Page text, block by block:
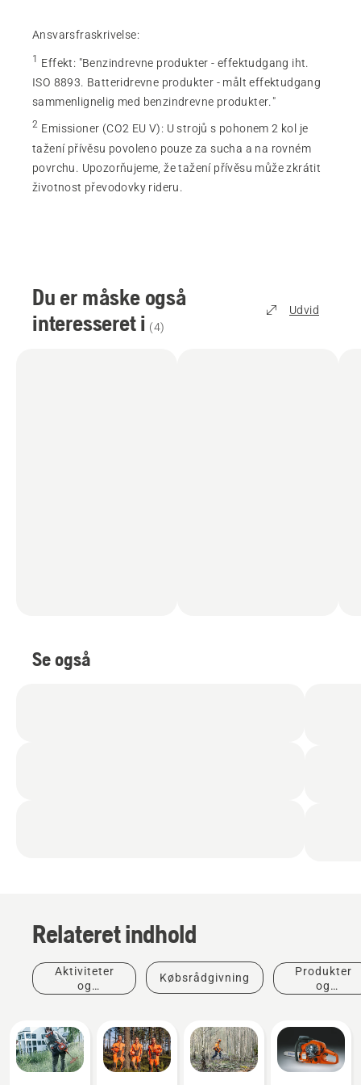
Ansvarsfraskrivelse:
1 Effekt: "Benzindrevne produkter - effektudgang iht.
ISO 8893. Batteridrevne produkter - målt effektudgang
sammenlignelig med benzindrevne produkter."
2 Emissioner (CO2 EU V): U strojů s pohonem 2 kol je
tažení přívěsu povoleno pouze za sucha a na rovném
povrchu. Upozorňujeme, že tažení přívěsu může zkrátit
životnost převodovky rideru.
Du er måske også
interesseret i (4)
Udvid
Se også
Relateret indhold
Aktiviteter
og
Købsrådgivning
Produkter
og